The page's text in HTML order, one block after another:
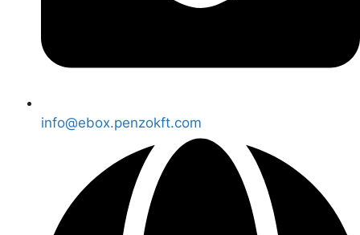
info@ebox.penzokft.com